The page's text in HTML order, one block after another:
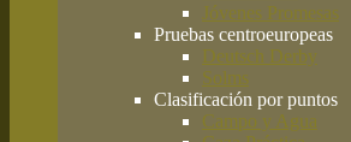
Jóvenes Promesas
Pruebas centroeuropeas
Deutsch Derby
Solms
Clasificación por puntos
Campo y Agua